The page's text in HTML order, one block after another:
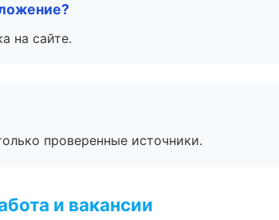
на сайте.
проверенные источники.
и вакансии